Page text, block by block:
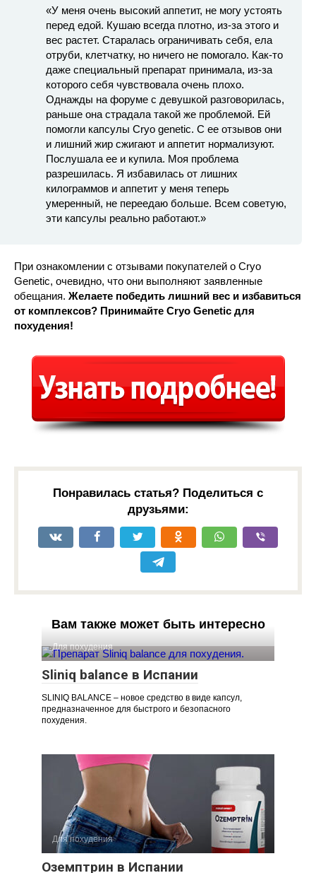
«У меня очень высокий аппетит, не могу устоять
перед едой. Кушаю всегда плотно, из-за этого и
вес растет. Старалась ограничивать себя, ела
отруби, клетчатку, но ничего не помогало. Как-то
даже специальный препарат принимала, из-за
которого себя чувствовала очень плохо.
Однажды на форуме с девушкой разговорилась,
раньше она страдала такой же проблемой. Ей
помогли капсулы Cryo genetic. С ее отзывов они
и лишний жир сжигают и аппетит нормализуют.
Послушала ее и купила. Моя проблема
разрешилась. Я избавилась от лишних
килограммов и аппетит у меня теперь
умеренный, не переедаю больше. Всем советую,
эти капсулы реально работают.»
При ознакомлении с отзывами покупателей о Cryo
Genetic, очевидно, что они выполняют заявленные
обещания. Желаете победить лишний вес и избавиться
от комплексов? Принимайте Cryo Genetic для
похудения!
Понравилась статья? Поделиться с
друзьями:
Вам также может быть интересно
Для похудения
Sliniq balance в Испании
SLINIQ BALANCE – новое средство в виде капсул,
предназначенное для быстрого и безопасного
похудения.
Для похудения
Оземптрин в Испании